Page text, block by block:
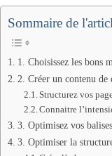
Sommaire de
1. Choisissez les bons
2. Créer un contenu de
Structurez vos
Connaitre
3. Optimisez vos
3. Optimiser la